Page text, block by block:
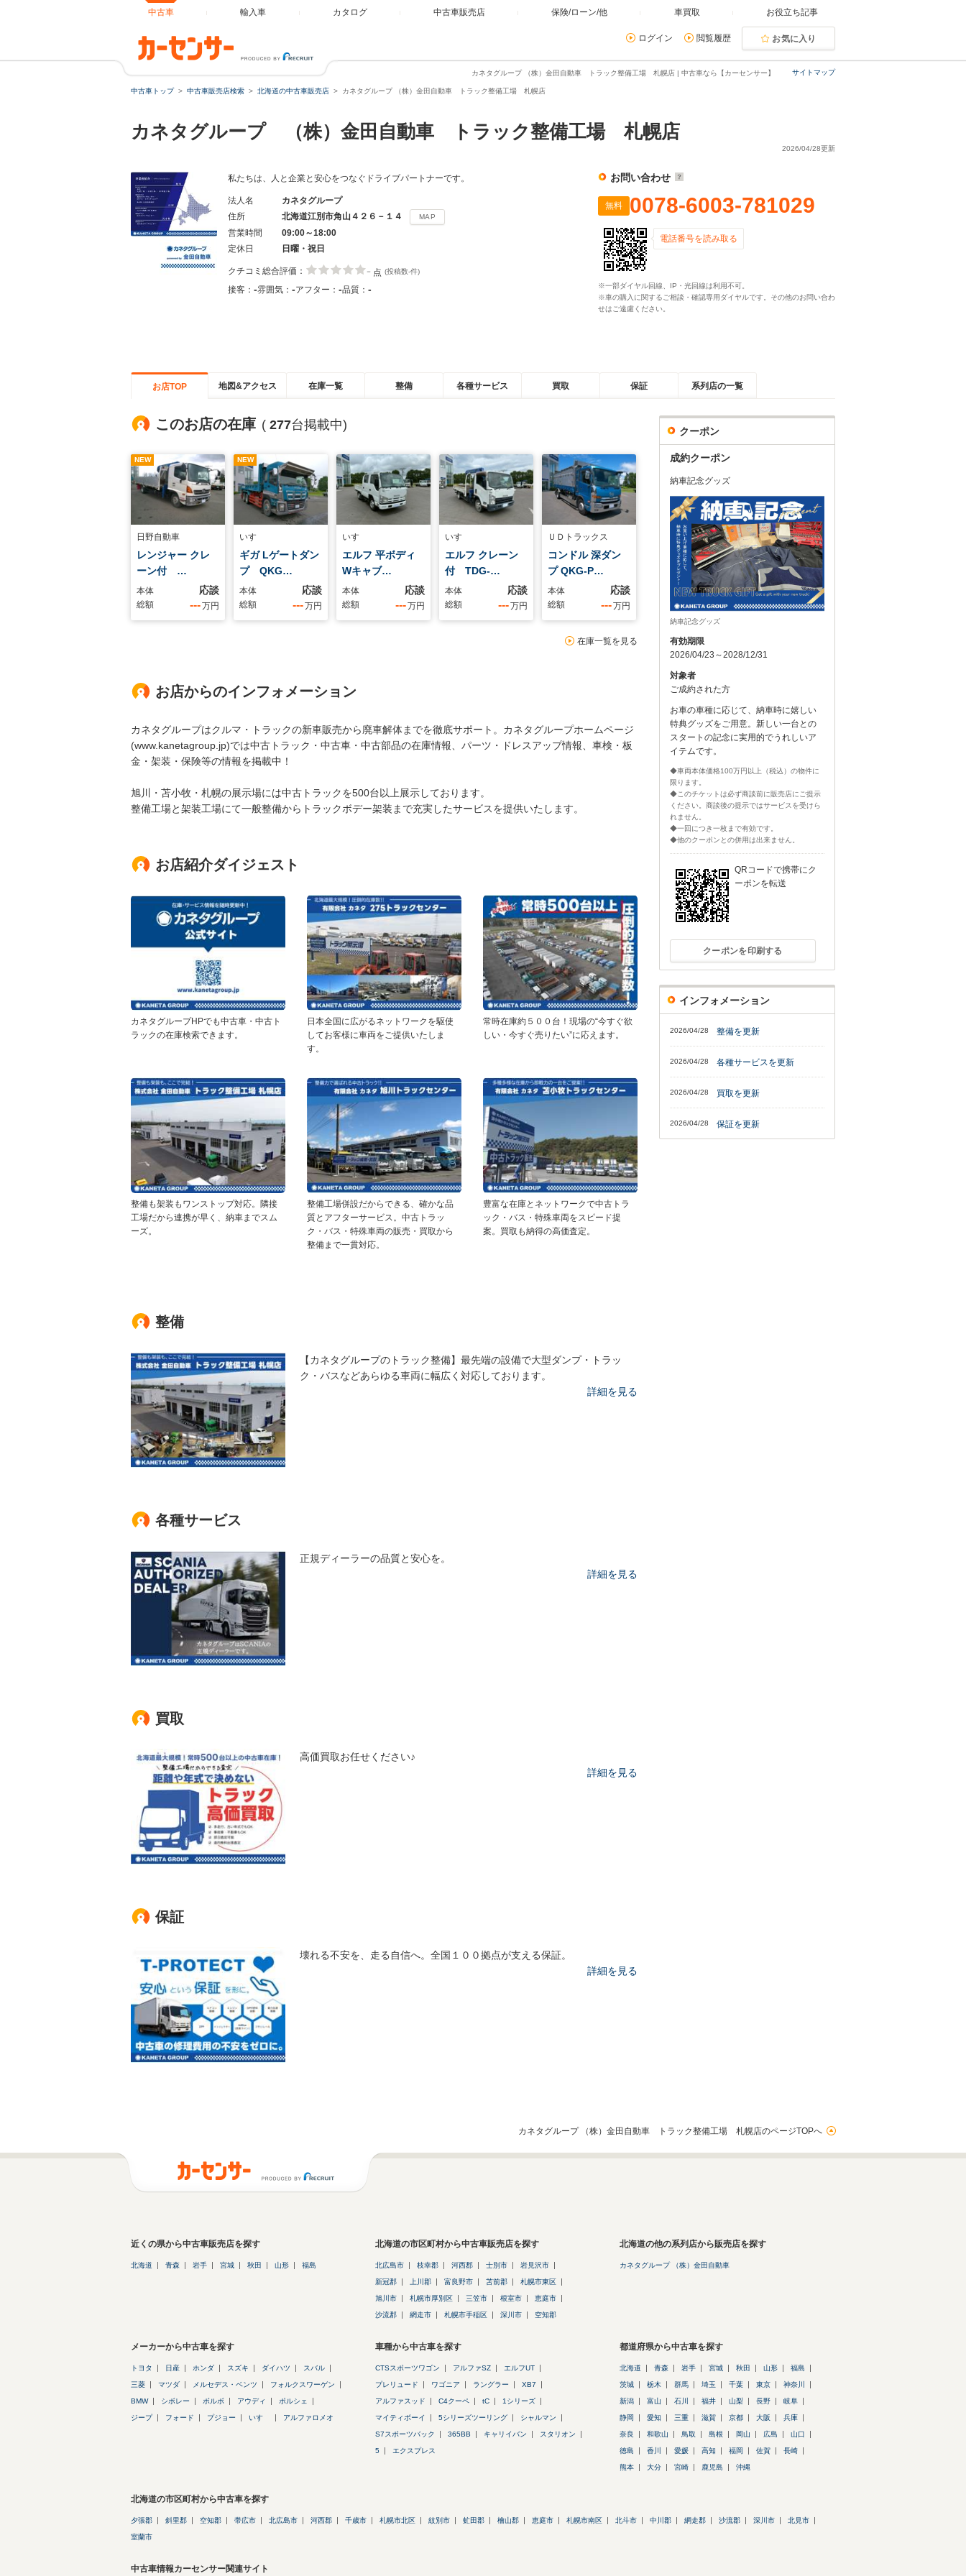
中古車 輸入車 カタログ 中古車販売店 保険/ローン/他 車買取 お役立ち記事
ログイン 閲覧履歴 お気に入り
サイトマップ
カネタグループ （株）金田自動車 トラック整備工場 札幌店 | 中古車なら【カーセンサー】
中古車トップ 中古車販売店検索 北海道の中古車販売店 カネタグループ （株）金田自動車 トラック整備工場 札幌店
カネタグループ （株）金田自動車 トラック整備工場 札幌店
2026/04/28更新
私たちは、人と企業と安心をつなぐドライブパートナーです。
法人名
カネタグループ
住所
北海道江別市角山４２６－１４ MAP
営業時間
09:00～18:00
定休日
日曜・祝日
クチコミ総合評価： - 点 (投稿数-件)
接客： -雰囲気： -アフター： -品質： -
お問い合わせ
無料 0078-6003-781029
電話番号を読み取る
※一部ダイヤル回線、IP・光回線は利用不可。
※車の購入に関するご相談・確認専用ダイヤルです。その他のお問い合わ
せはご遠慮ください。
お店TOP 地図&アクセス 在庫一覧 整備 各種サービス 買取 保証 系列店の一覧
このお店の在庫 ( 277台掲載中)
NEW
日野自動車
レンジャー クレ
ーン付 …
本体 応談
総額 ---万円
NEW
いすゞ
ギガ Lゲートダン
プ QKG…
本体 応談
総額 ---万円
いすゞ
エルフ 平ボディ
Wキャブ…
本体 応談
総額 ---万円
いすゞ
エルフ クレーン
付 TDG-…
本体 応談
総額 ---万円
ＵＤトラックス
コンドル 深ダン
プ QKG-P…
本体 応談
総額 ---万円
在庫一覧を見る
お店からのインフォメーション
カネタグループはクルマ・トラックの新車販売から廃車解体までを徹底サポート。カネタグループホームページ
(www.kanetagroup.jp)では中古トラック・中古車・中古部品の在庫情報、パーツ・ドレスアップ情報、車検・板
金・架装・保険等の情報を掲載中！
旭川・苫小牧・札幌の展示場には中古トラックを500台以上展示しております。
整備工場と架装工場にて一般整備からトラックボデー架装まで充実したサービスを提供いたします。
お店紹介ダイジェスト
カネタグループHPでも中古車・中古ト
ラックの在庫検索できます。
日本全国に広がるネットワークを駆使
してお客様に車両をご提供いたしま
す。
常時在庫約５００台！現場の“今すぐ欲
しい・今すぐ売りたい”に応えます。
整備も架装もワンストップ対応。隣接
工場だから連携が早く、納車までスム
ーズ。
整備工場併設だからできる、確かな品
質とアフターサービス。中古トラッ
ク・バス・特殊車両の販売・買取から
整備まで一貫対応。
豊富な在庫とネットワークで中古トラ
ック・バス・特殊車両をスピード提
案。買取も納得の高価査定。
整備
【カネタグループのトラック整備】最先端の設備で大型ダンプ・トラッ
ク・バスなどあらゆる車両に幅広く対応しております。
詳細を見る
各種サービス
正規ディーラーの品質と安心を。
詳細を見る
買取
高価買取お任せください♪
詳細を見る
保証
壊れる不安を、走る自信へ。全国１００拠点が支える保証。
詳細を見る
クーポン
成約クーポン
納車記念グッズ
納車記念グッズ
有効期限
2026/04/23～2028/12/31
対象者
ご成約された方
お車の車種に応じて、納車時に嬉しい
特典グッズをご用意。新しい一台との
スタートの記念に実用的でうれしいア
イテムです。
◆車両本体価格100万円以上（税込）の物件に
限ります。
◆このチケットは必ず商談前に販売店にご提示
ください。商談後の提示ではサービスを受けら
れません。
◆一回につき一枚まで有効です。
◆他のクーポンとの併用は出来ません。
QRコードで携帯にク
ーポンを転送
クーポンを印刷する
インフォメーション
2026/04/28 整備を更新
2026/04/28 各種サービスを更新
2026/04/28 買取を更新
2026/04/28 保証を更新
カネタグループ （株）金田自動車 トラック整備工場 札幌店のページTOPへ
近くの県から中古車販売店を探す
北海道 青森 岩手 宮城 秋田 山形 福島
北海道の市区町村から中古車販売店を探す
北広島市 枝幸郡 河西郡 士別市 岩見沢市
新冠郡 上川郡 富良野市 苫前郡 札幌市東区
旭川市 札幌市厚別区 三笠市 根室市 恵庭市
沙流郡 網走市 札幌市手稲区 深川市 空知郡
北海道の他の系列店から販売店を探す
カネタグループ （株）金田自動車
メーカーから中古車を探す
トヨタ 日産 ホンダ スズキ ダイハツ スバル
三菱 マツダ メルセデス・ベンツ フォルクスワーゲン
BMW シボレー ボルボ アウディ ポルシェ
ジープ フォード プジョー いすゞ アルファロメオ
車種から中古車を探す
CTSスポーツワゴン アルファSZ エルフUT
プレリュード ワゴニア ラングラー XB7
アルファスッド C4クーペ tC 1シリーズ
マイティボーイ 5シリーズツーリング シャルマン
S7スポーツバック 365BB キャリイバン スタリオン
5 エクスプレス
都道府県から中古車を探す
北海道 青森 岩手 宮城 秋田 山形 福島
茨城 栃木 群馬 埼玉 千葉 東京 神奈川
新潟 富山 石川 福井 山梨 長野 岐阜
静岡 愛知 三重 滋賀 京都 大阪 兵庫
奈良 和歌山 鳥取 島根 岡山 広島 山口
徳島 香川 愛媛 高知 福岡 佐賀 長崎
熊本 大分 宮崎 鹿児島 沖縄
北海道の市区町村から中古車を探す
夕張郡 斜里郡 空知郡 帯広市 北広島市 河西郡 千歳市 札幌市北区 紋別市 虻田郡 檜山郡 恵庭市 札幌市南区 北斗市 中川郡 網走郡 沙流郡 深川市 北見市
室蘭市
中古車情報カーセンサー関連サイト